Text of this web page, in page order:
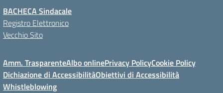
BACHECA Sindacale
Registro Elettronico
Vecchio Sito
Amm. TrasparenteAlbo onlinePrivacy PolicyCookie Policy
Dichiazione di AccessibilitàObiettivi di Accessibilità
Whistleblowing